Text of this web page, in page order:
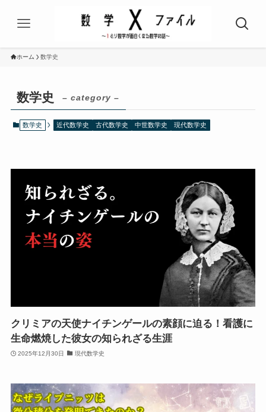
ホーム 数学史
数学史 – category –
数学史 近代数学史 古代数学史 中世数学史 現代数学史
クリミアの天使ナイチンゲールの素顔に迫る！看護に
生命燃焼した彼女の知られざる生涯
2025年12月30日 現代数学史